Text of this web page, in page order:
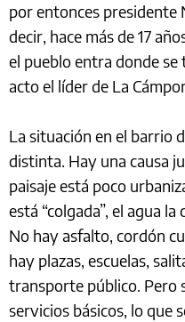
por entonces presidente
decir, hace más de 17
el pueblo entra donde se
acto el líder de La
La situación en el barrio
distinta. Hay una causa
paisaje está poco
está “colgada”, el agua
No hay asfalto, cordón
hay plazas, escuelas,
transporte público. Pero
servicios básicos, lo que